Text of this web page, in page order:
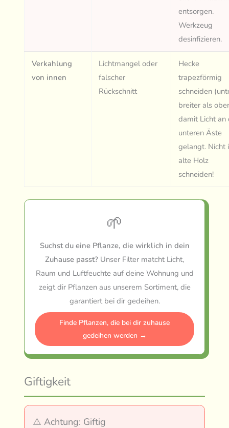
entsorgen.
Werkzeug
desinfizieren.
Verkahlung
von innen
Lichtmangel oder
falscher
Rückschnitt
Hecke
trapezförmig
schneiden
breiter als
damit Licht an
unteren Äste
gelangt. Nicht
alte Holz
schneiden!
🌱
Suchst du eine Pflanze, die wirklich in dein
Zuhause passt? Unser Filter matcht Licht,
Raum und Luftfeuchte auf deine Wohnung und
zeigt dir Pflanzen aus unserem Sortiment, die
garantiert bei dir gedeihen.
Finde Pflanzen, die bei dir zuhause
gedeihen werden →
Giftigkeit
⚠️ Achtung: Giftig